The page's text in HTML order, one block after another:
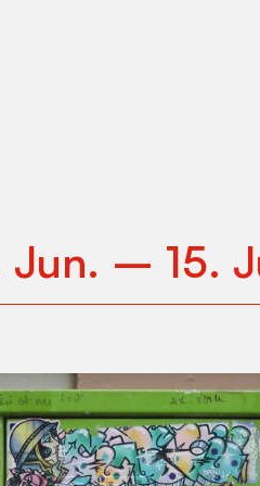
Jun. – 15.